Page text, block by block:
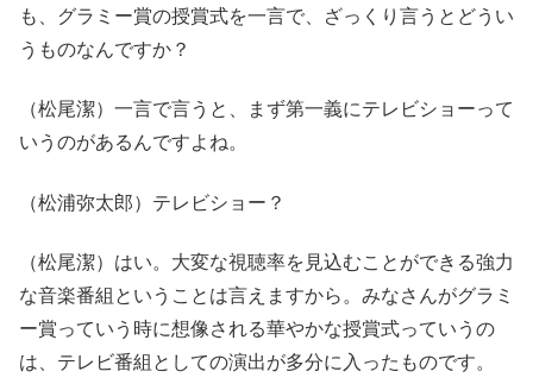
も、グラミー賞の授賞式を一言で、ざっくり言うとどうい
うものなんですか？
（松尾潔）一言で言うと、まず第一義にテレビショーって
いうのがあるんですよね。
（松浦弥太郎）テレビショー？
（松尾潔）はい。大変な視聴率を見込むことができる強力
な音楽番組ということは言えますから。みなさんがグラミ
ー賞っていう時に想像される華やかな授賞式っていうの
は、テレビ番組としての演出が多分に入ったものです。